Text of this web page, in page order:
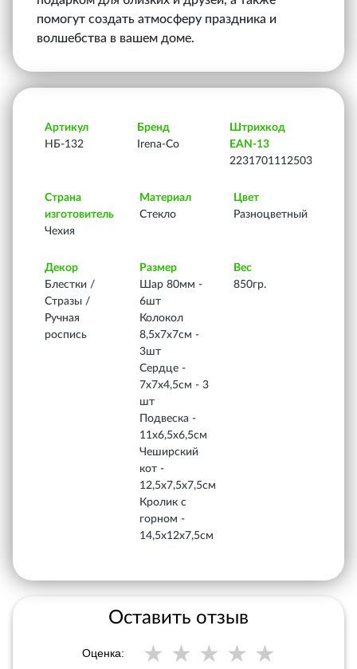
помогут создать атмосферу праздника и
волшебства в вашем доме.
Артикул
НБ-132
Бренд
Irena-Co
Штрихкод
EAN-13
2231701112503
Страна
изготовитель
Чехия
Материал
Стекло
Цвет
Разноцветный
Декор
Блестки /
Стразы /
Ручная
роспись
Размер
Шар 80мм -
6шт
Колокол
8,5х7х7см -
3шт
Сердце -
7х7х4,5см - 3
шт
Подвеска -
11х6,5х6,5см
Чеширский
кот -
12,5х7,5х7,5см
Кролик с
горном -
14,5х12х7,5см
Вес
850гр.
Оставить отзыв
Оценка: